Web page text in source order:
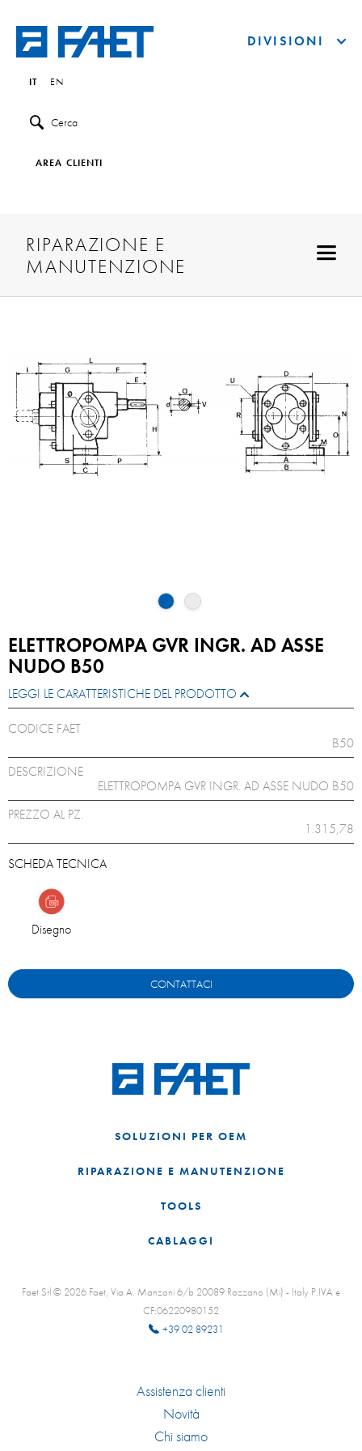
IT EN
Cerca
AREA CLIENTI
DIVISIONI
RIPARAZIONE E
MANUTENZIONE
ELETTROPOMPA GVR INGR. AD ASSE
NUDO B50
LEGGI LE CARATTERISTICHE DEL PRODOTTO
CODICE FAET
B50
DESCRIZIONE
ELETTROPOMPA GVR INGR. AD ASSE NUDO B50
PREZZO AL PZ.
1.315,78
SCHEDA TECNICA
Disegno
CONTATTACI
SOLUZIONI PER OEM
RIPARAZIONE E MANUTENZIONE
TOOLS
CABLAGGI
Faet Srl © 2026 Faet, Via A. Manzoni 6/b 20089 Rozzano (Mi) - Italy P.IVA e
CF:06220980152
+39 02 89231
Assistenza clienti
Novità
Chi siamo